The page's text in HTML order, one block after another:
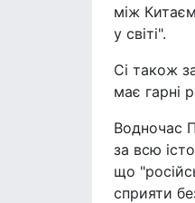
між
у світі".
Сі також
має гарні
Водночас
за всю
що
сприяти